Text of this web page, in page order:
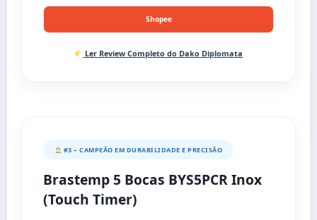
Shopee
Ler Review Completo do Dako Diplomata
#3 – CAMPEÃO EM DURABILIDADE E PRECISÃO
Brastemp 5 Bocas BYS5PCR Inox
(Touch Timer)